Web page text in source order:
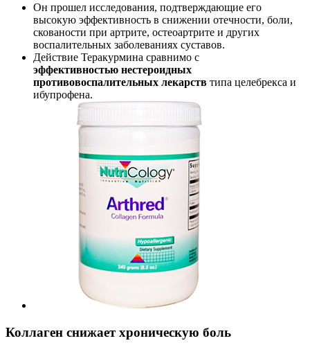
Он прошел исследования, подтверждающие его
высокую эффективность в снижении отечности, боли,
скованости при артрите, остеоартрите и других
воспалительных заболеваниях суставов.
Действие Теракурмина сравнимо с
эффективностью нестероидных
противовоспалительных лекарств типа целебрекса и
ибупрофена.
Коллаген снижает хроническую боль